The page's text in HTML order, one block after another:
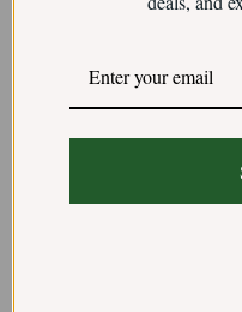
Slowakei (USD $)